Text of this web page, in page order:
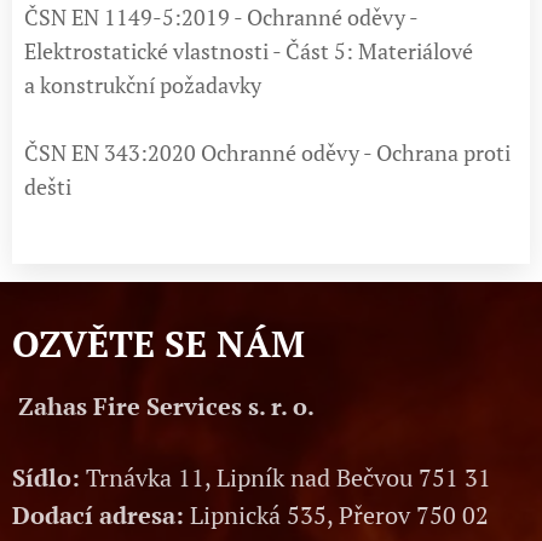
ČSN EN 1149-5:2019 - Ochranné oděvy -
Elektrostatické vlastnosti - Část 5: Materiálové
a konstrukční požadavky
ČSN EN 343:2020 Ochranné oděvy - Ochrana proti
dešti
OZVĚTE SE NÁM
Zahas Fire Services s. r. o.
Sídlo: Trnávka 11, Lipník nad Bečvou 751 31
Dodací adresa: Lipnická 535, Přerov 750 02